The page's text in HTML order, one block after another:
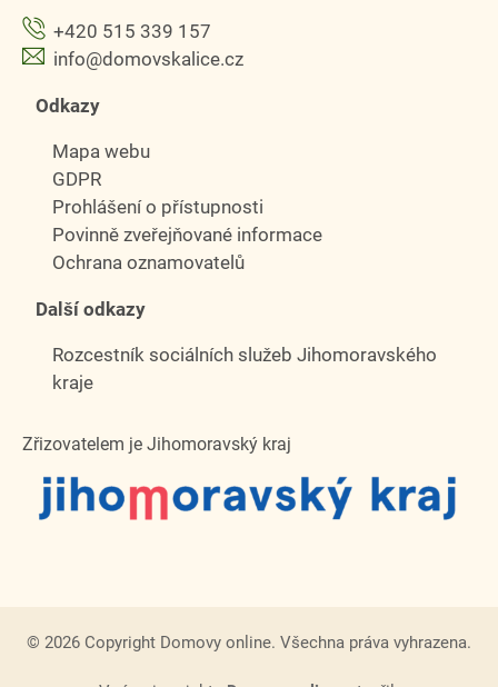
+420 515 339 157
info@domovskalice.cz
Odkazy
Mapa webu
GDPR
Prohlášení o přístupnosti
Povinně zveřejňované informace
Ochrana oznamovatelů
Další odkazy
Rozcestník sociálních služeb Jihomoravského
kraje
Zřizovatelem je Jihomoravský kraj
© 2026 Copyright Domovy online. Všechna práva vyhrazena.